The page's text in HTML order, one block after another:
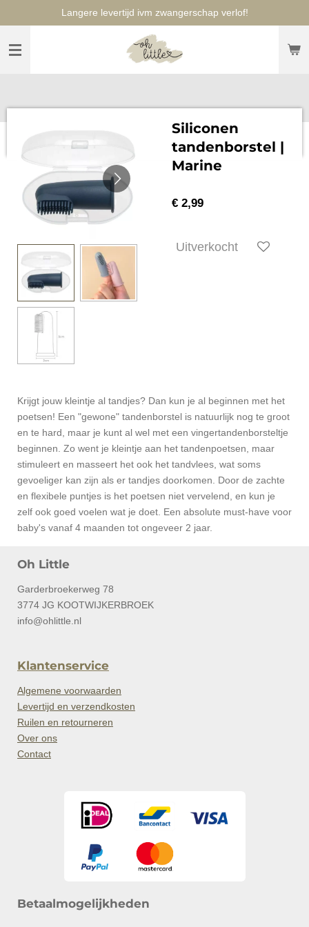
naar
hoofdinhoud
Langere levertijd ivm zwangerschap verlof!
Siliconen
tandenborstel |
Marine
€ 2,99
Uitverkocht
Krijgt jouw kleintje al tandjes? Dan kun je al beginnen met het
poetsen! Een "gewone" tandenborstel is natuurlijk nog te groot
en te hard, maar je kunt al wel met een vingertandenborsteltje
beginnen. Zo went je kleintje aan het tandenpoetsen, maar
stimuleert en masseert het ook het tandvlees, wat soms
gevoeliger kan zijn als er tandjes doorkomen. Door de zachte
en flexibele puntjes is het poetsen niet vervelend, en kun je
zelf ook goed voelen wat je doet. Een absolute must-have voor
baby's vanaf 4 maanden tot ongeveer 2 jaar.
Oh Little
Garderbroekerweg 78
3774 JG KOOTWIJKERBROEK
info@ohlittle.nl
Klantenservice
Algemene voorwaarden
Levertijd en verzendkosten
Ruilen en retourneren
Over ons
Contact
Betaalmogelijkheden